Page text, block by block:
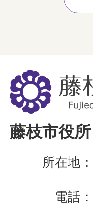
藤
枝
市
Fujieda
City
藤枝市役所
所在地：
電話：